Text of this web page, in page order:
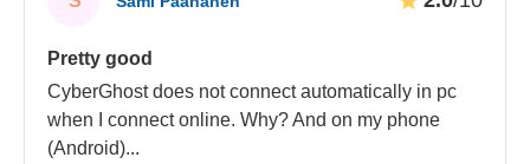
Pretty good
CyberGhost does not connect automatically in pc
when I connect online. Why? And on my phone
(Android)...